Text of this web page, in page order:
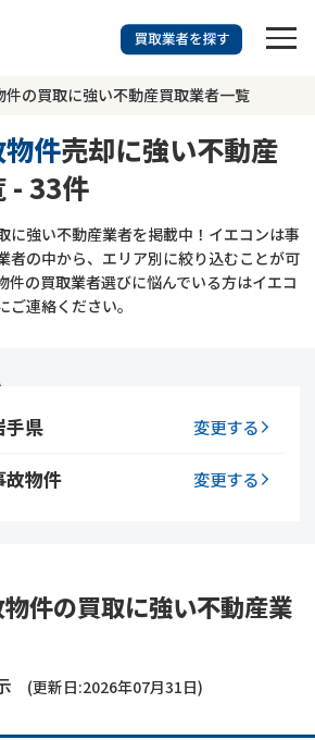
い業者を探す
事故物件
不動産リースバック
件の買取に強い不動産買取業者一覧
件売却に強い不動産
- 33件
に強い不動産業者を掲載中！イエコンは事
者の中から、エリア別に絞り込むことが可
件の買取業者選びに悩んでいる方はイエコ
連絡ください。
手県 変更する
故物件 変更する
件の買取に強い不動産業
(更新日:2026年07月31日)